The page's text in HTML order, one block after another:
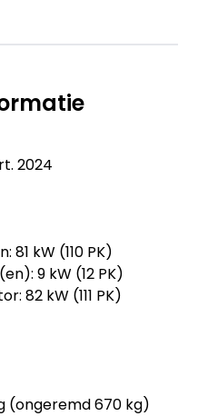
2024
kW (110 PK)
9 kW (12 PK)
82 kW (111 PK)
(ongeremd 670 kg)